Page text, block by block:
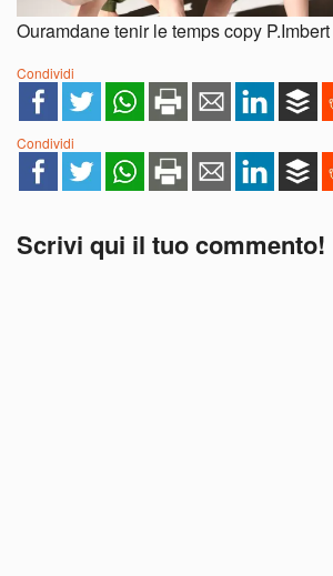
Ouramdane tenir le temps copy P.Imbert
Condividi
Condividi
Scrivi qui il tuo commento!